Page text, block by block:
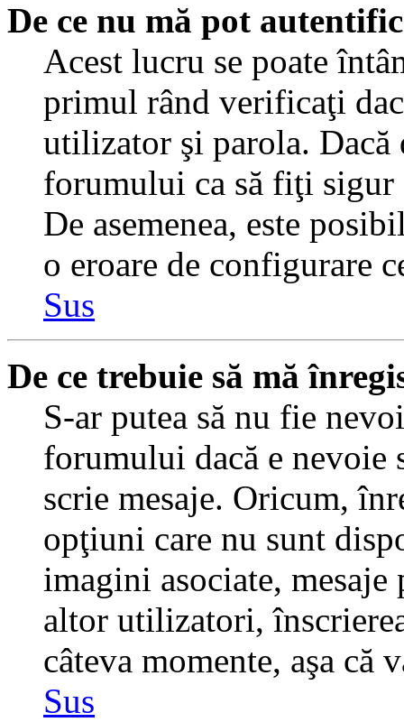
De ce nu mă pot
Acest lucru se poate
primul rând verificaţi
utilizator şi parola. Dacă
forumului ca să fiţi
De asemenea, este
o eroare de configurare
Sus
De ce trebuie să mă
S-ar putea să nu fie
forumului dacă e nevoie
scrie mesaje. Oricum,
opţiuni care nu sunt
imagini asociate,
altor utilizatori,
câteva momente, aşa că
Sus